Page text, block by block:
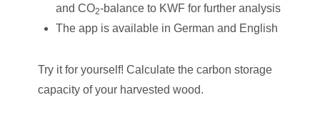
and CO2-balance to KWF for further analysis
The app is available in German and English
Try it for yourself! Calculate the carbon storage
capacity of your harvested wood.